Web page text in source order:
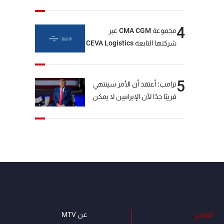
4
مجموعة CMA CGM عبر
شركتها التابعة CEVA Logistics
5ترامب: أعتقد أن الأمر سينتهي
قريبًا جدًا لأن الإيرانيين لا يمكن
البرامج
عن MTV